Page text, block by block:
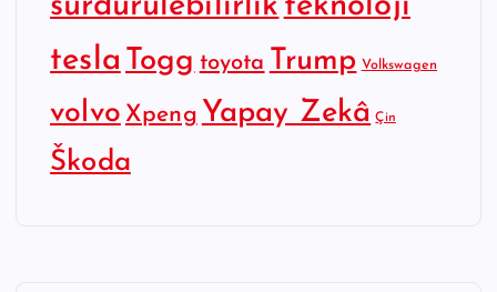
tesla Togg toyota Trump Volkswagen
volvo Xpeng Yapay Zekâ Çin
Škoda